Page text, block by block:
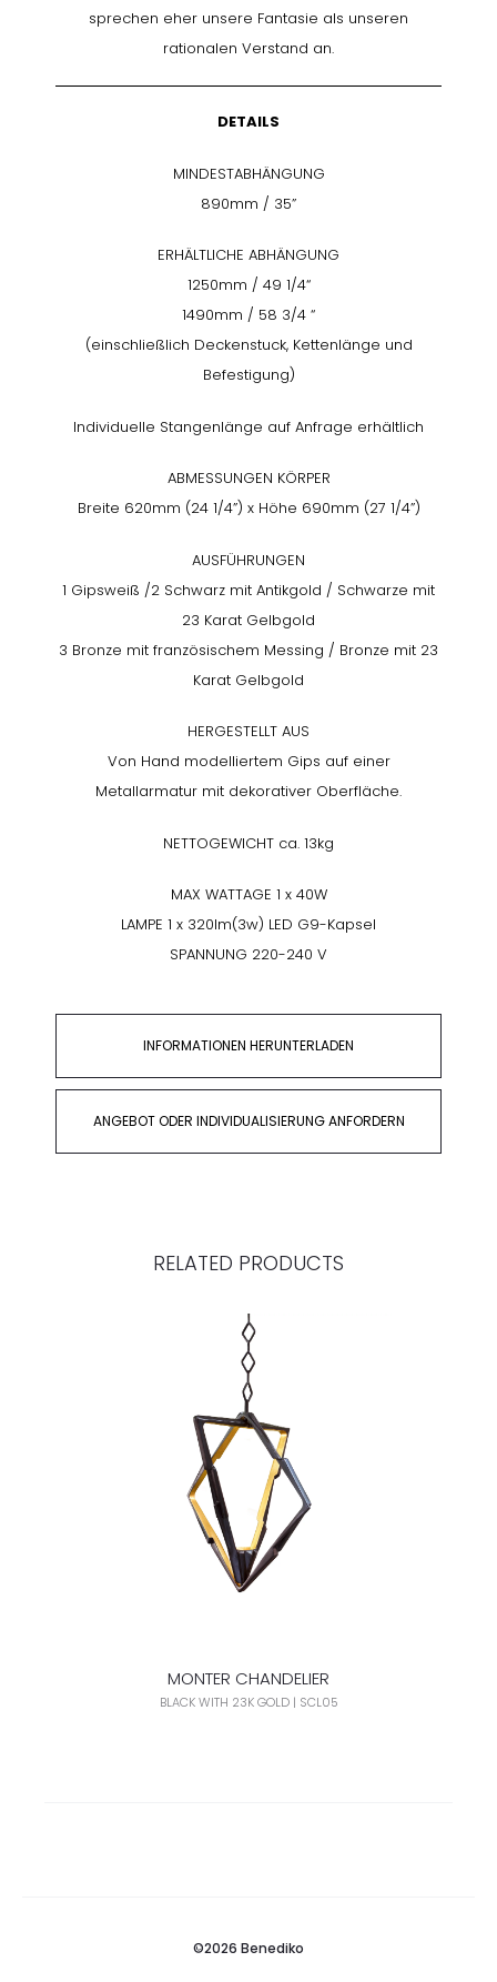
sprechen eher unsere Fantasie als unseren
rationalen Verstand an.
DETAILS
MINDESTABHÄNGUNG
890mm / 35”
ERHÄLTLICHE ABHÄNGUNG
1250mm / 49 1/4“
1490mm / 58 3/4 “
(einschließlich Deckenstuck, Kettenlänge und
Befestigung)
Individuelle Stangenlänge auf Anfrage erhältlich
ABMESSUNGEN KÖRPER
Breite 620mm (24 1/4”) x Höhe 690mm (27 1/4”)
AUSFÜHRUNGEN
1 Gipsweiß /2 Schwarz mit Antikgold / Schwarze mit
23 Karat Gelbgold
3 Bronze mit französischem Messing / Bronze mit 23
Karat Gelbgold
HERGESTELLT AUS
Von Hand modelliertem Gips auf einer
Metallarmatur mit dekorativer Oberfläche.
NETTOGEWICHT ca. 13kg
MAX WATTAGE 1 x 40W
LAMPE 1 x 320lm(3w) LED G9-Kapsel
SPANNUNG 220-240 V
INFORMATIONEN HERUNTERLADEN
ANGEBOT ODER INDIVIDUALISIERUNG ANFORDERN
RELATED PRODUCTS
MONTER CHANDELIER
BLACK WITH 23K GOLD | SCL05
©2026 Benediko